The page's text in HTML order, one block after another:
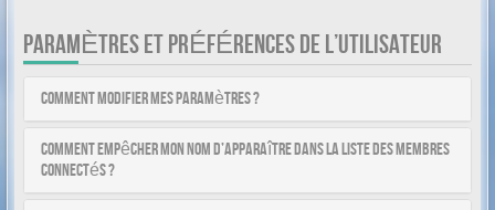
PARAMÈTRES ET PRÉFÉRENCES DE L’UTILISATEUR
Comment modifier mes paramètres ?
Comment empêcher mon nom d’apparaître dans la liste des membres
connectés ?